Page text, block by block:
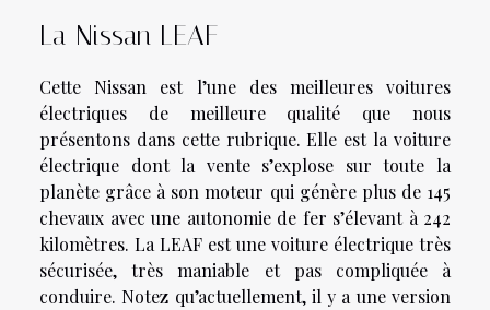
La Nissan LEAF
Cette Nissan est l’une des meilleures voitures
électriques de meilleure qualité que nous
présentons dans cette rubrique. Elle est la voiture
électrique dont la vente s’explose sur toute la
planète grâce à son moteur qui génère plus de 145
chevaux avec une autonomie de fer s’élevant à 242
kilomètres. La LEAF est une voiture électrique très
sécurisée, très maniable et pas compliquée à
conduire. Notez qu’actuellement, il y a une version